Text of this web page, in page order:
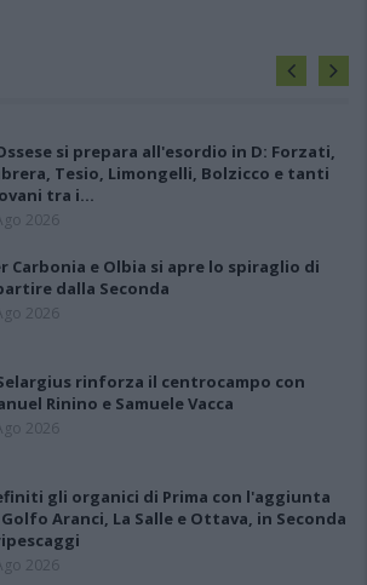
si prepara all'esordio in D: Forzati,
Tesio, Limongelli, Bolzicco e tanti
tra i…
2026
Carbonia e Olbia si apre lo spiraglio di
dalla Seconda
2026
rinforza il centrocampo con
Rinino e Samuele Vacca
2026
gli organici di Prima con l'aggiunta
Aranci, La Salle e Ottava, in Seconda
2026